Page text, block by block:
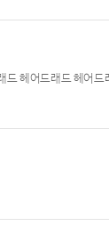
헤어드래드 헤어